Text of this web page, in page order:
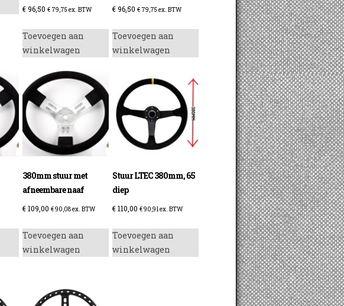
€96,50 €79,75 ex. BTW
Toevoegen aan
winkelwagen
€96,50 €79,75 ex. BTW
Toevoegen aan
winkelwagen
380mm stuur met
afneembare naaf
€109,00 €90,08ex. BTW
Toevoegen aan
winkelwagen
Stuur LTEC 380mm, 65
diep
€110,00 €90,91 ex. BTW
Toevoegen aan
winkelwagen